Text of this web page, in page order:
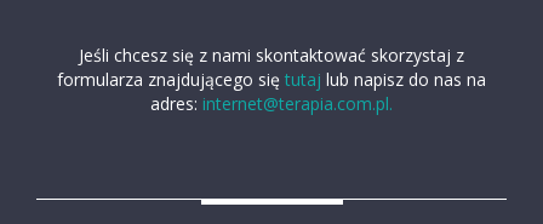
Jeśli chcesz się z nami skontaktować skorzystaj z
formularza znajdującego się tutaj lub napisz do nas na
adres: internet@terapia.com.pl.